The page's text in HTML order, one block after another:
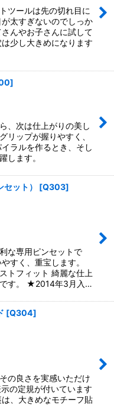
ツールは先の切れ目に
太すぎないのでしっか
んやお子さんに試して
少し大きめになります
]
、次は仕上がりの美し
リップが握りやすく、
ラルを作るとき、そし
します。
ット） [Q303]
な専用ピンセットで
すく、重宝します。
トフィット 綺麗な仕上
す。 ★2014年3月入…
[Q304]
の良さを実感いただけ
の定規が付いています
、大きめなモチーフ貼